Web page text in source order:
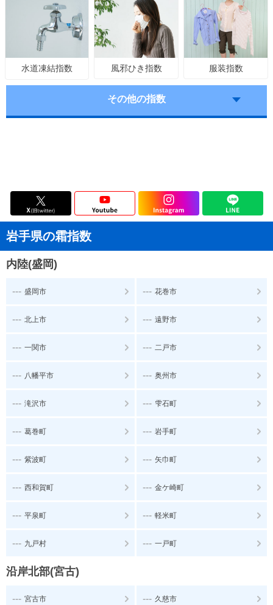
水道凍結指数 風邪ひき指数 服装指数
その他の指数
岩手県の霜指数
内陸(盛岡)
--- 盛岡市 --- 花巻市
--- 北上市 --- 遠野市
--- 一関市 --- 二戸市
--- 八幡平市 --- 奥州市
--- 滝沢市 --- 雫石町
--- 葛巻町 --- 岩手町
--- 紫波町 --- 矢巾町
--- 西和賀町 --- 金ケ崎町
--- 平泉町 --- 軽米町
--- 九戸村 --- 一戸町
沿岸北部(宮古)
--- 宮古市 --- 久慈市